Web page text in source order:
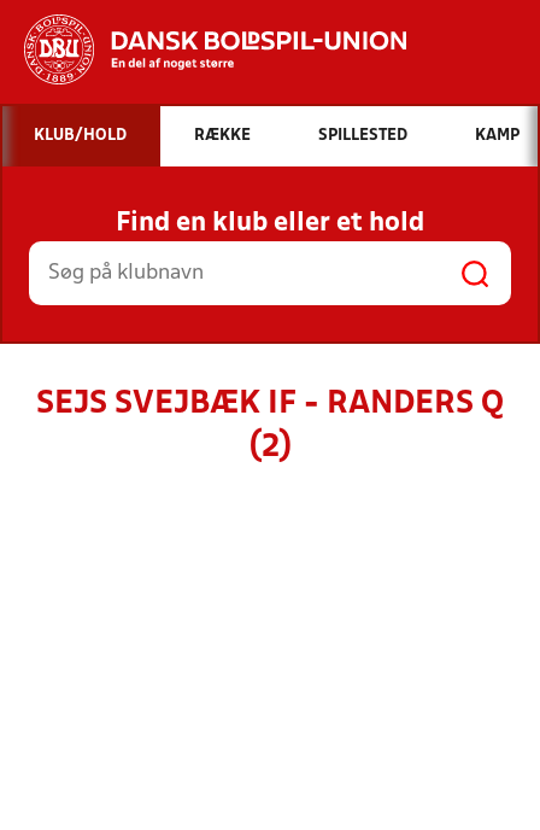
Hvad vil du søge efter?
INDHOLD OG NYHEDER
STILLINGER, RESULTATER, KLUBBER OG
HOLD
KLUB/HOLD RÆKKE SPILLESTED KAMP
Find en klub eller et hold
SEJS SVEJBÆK IF - RANDERS Q
(2)